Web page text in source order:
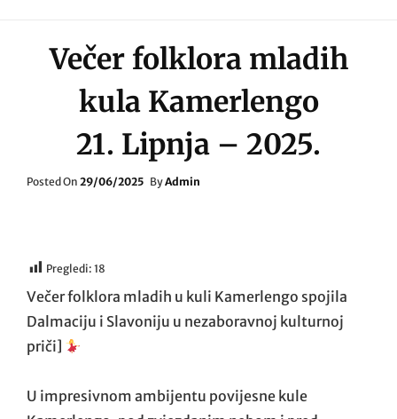
Večer folklora mladih
kula Kamerlengo
21. Lipnja – 2025.
Posted On Posted
29/06/2025 ByAdmin
Pregledi: 18
Večer folklora mladih u kuli Kamerlengo spojila
Dalmaciju i Slavoniju u nezaboravnoj kulturnoj
priči]
U impresivnom ambijentu povijesne kule